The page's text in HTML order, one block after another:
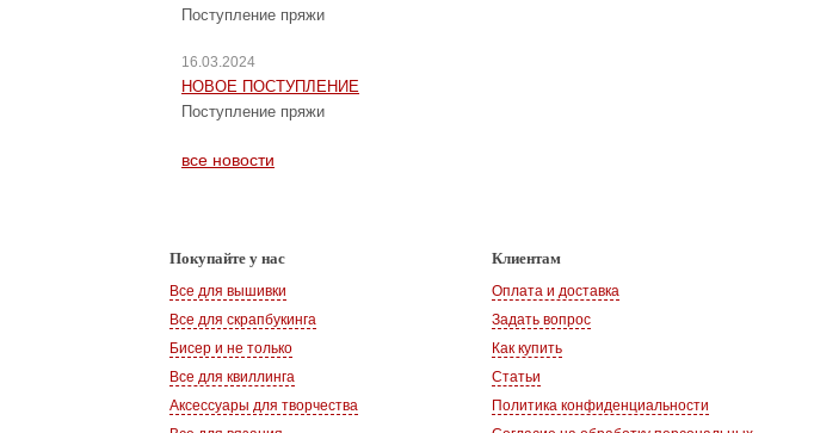
Поступление пряжи
16.03.2024
НОВОЕ ПОСТУПЛЕНИЕ
Поступление пряжи
все новости
Покупайте у нас
Все для вышивки
Все для скрапбукинга
Бисер и не только
Все для квиллинга
Аксессуары для творчества
Клиентам
Оплата и доставка
Задать вопрос
Как купить
Статьи
Политика конфиденциальности